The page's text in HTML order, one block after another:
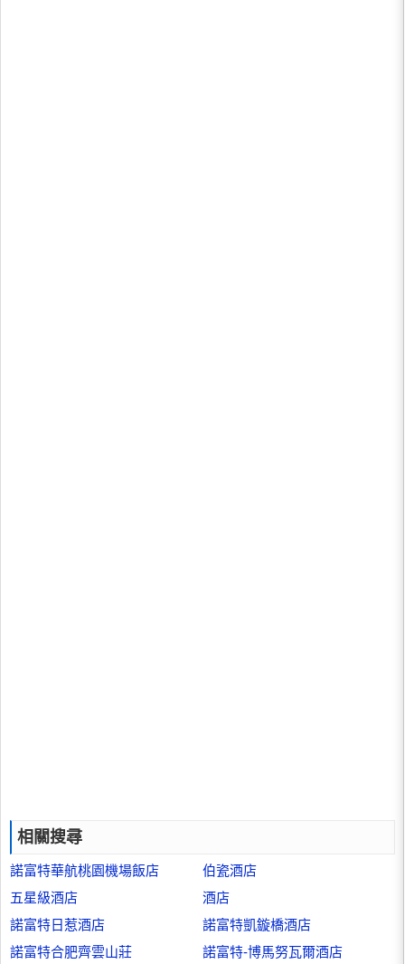
相關搜尋
諾富特華航桃園機場飯店
伯瓷酒店
五星級酒店
酒店
諾富特日惹酒店
諾富特凱鏇橋酒店
諾富特合肥齊雲山莊
諾富特-博馬努瓦爾酒店